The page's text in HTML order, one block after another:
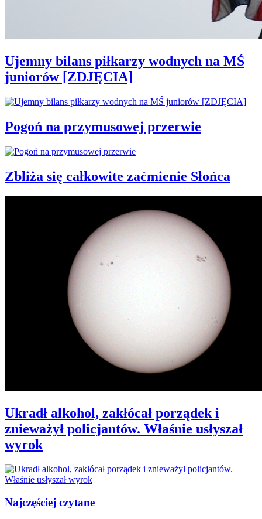
Ujemny bilans piłkarzy wodnych na MŚ
juniorów [ZDJĘCIA]
Pogoń na przymusowej przerwie
Zbliża się całkowite zaćmienie Słońca
Ukradł alkohol, zakłócał porządek i
znieważył policjantów. Właśnie usłyszał
wyrok
Najczęściej czytane